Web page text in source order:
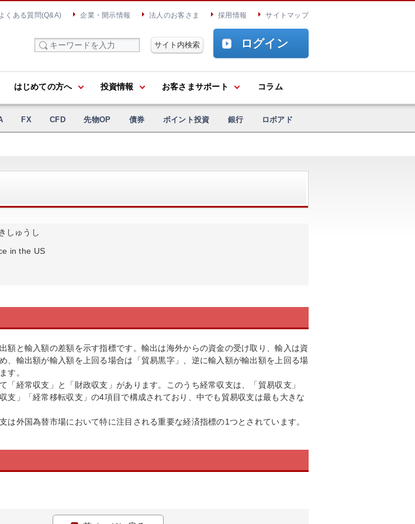
くある質問(Q&A) 企業・開示情報 法人のお客さま 採用情報 サイトマップ
ログイン
はじめての方へ 投資情報 お客さまサポート コラム
FX CFD 先物OP 債券 ポイント投資 銀行 ロボアド
しゅうし
in the US
額と輸入額の差額を示す指標です。輸出は海外からの資金の受け取り、輸入は資
、輸出額が輸入額を上回る場合は「貿易黒字」、逆に輸入額が輸出額を上回る場
す。
「経常収支」と「財政収支」があります。このうち経常収支は、「貿易収支」
支」「経常移転収支」の4項目で構成されており、中でも貿易収支は最も大きな
は外国為替市場において特に注目される重要な経済指標の1つとされています。